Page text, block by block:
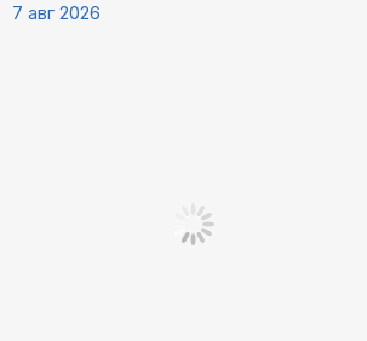
7 авг 2026